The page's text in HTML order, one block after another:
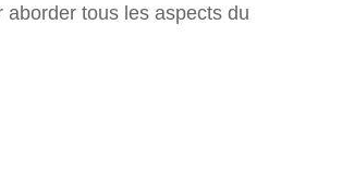
tous les aspects du